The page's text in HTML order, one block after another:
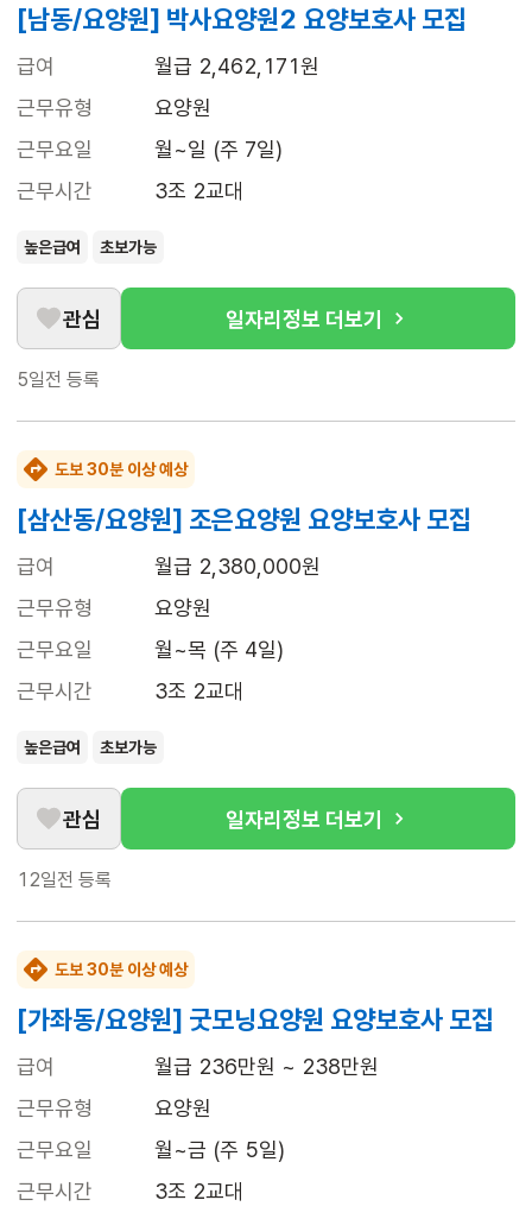
[남동/요양원] 박사요양원2 요양보호사 모집
급여
월급 2,462,171원
근무유형
요양원
근무요일
월~일 (주 7일)
근무시간
3조 2교대
높은급여 초보가능
관심 일자리정보 더보기
5일전 등록
도보 30분 이상 예상
[삼산동/요양원] 조은요양원 요양보호사 모집
급여
월급 2,380,000원
근무유형
요양원
근무요일
월~목 (주 4일)
근무시간
3조 2교대
높은급여 초보가능
관심 일자리정보 더보기
12일전 등록
도보 30분 이상 예상
[가좌동/요양원] 굿모닝요양원 요양보호사 모집
급여
월급 236만원 ~ 238만원
근무유형
요양원
근무요일
월~금 (주 5일)
근무시간
3조 2교대